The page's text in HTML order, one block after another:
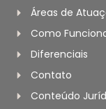
Áreas de
Como
Diferenciais
Contato
Conteúdo